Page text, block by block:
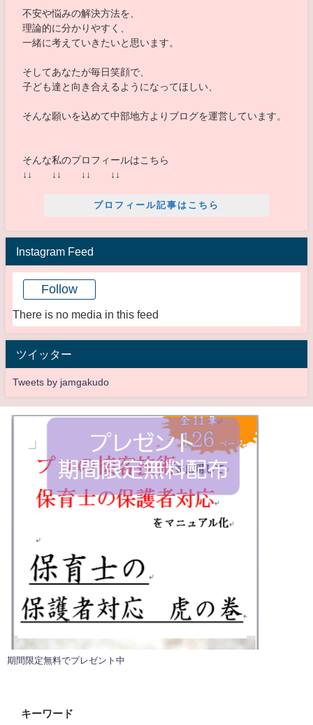
不安や悩みの解決方法を、
理論的に分かりやすく、
一緒に考えていきたいと思います。
そしてあなたが毎日笑顔で、
子ども達と向き合えるようになってほしい、
そんな願いを込めて中部地方よりブログを運営しています。
そんな私のプロフィールはこちら
↓↓ ↓↓ ↓↓ ↓↓
プロフィール記事はこちら
Instagram Feed
Follow
There is no media in this feed
ツイッター
Tweets by jamgakudo
期間限定無料でプレゼント中
キーワード